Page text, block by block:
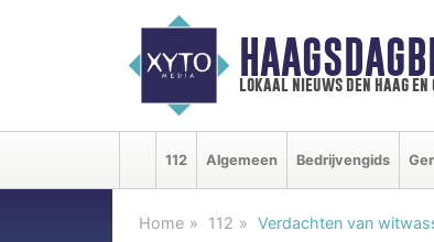
lokaal nieuws den haag en
112 Algemeen Bedrijvengids
Home 112 Verdachten van